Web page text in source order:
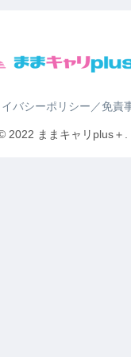
バシーポリシー／免責
2022 ままキャリplus＋.